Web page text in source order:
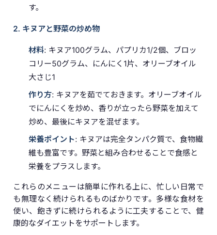
す。
2. キヌアと野菜の炒め物
材料: キヌア100グラム、パプリカ1/2個、ブロッ
コリー50グラム、にんにく1片、オリーブオイル
大さじ1
作り方: キヌアを茹でておきます。オリーブオイル
でにんにくを炒め、香りが立ったら野菜を加えて
炒め、最後にキヌアを混ぜます。
栄養ポイント: キヌアは完全タンパク質で、食物繊
維も豊富です。野菜と組み合わせることで食感と
栄養をプラスします。
これらのメニューは簡単に作れる上に、忙しい日常で
も無理なく続けられるものばかりです。多様な食材を
使い、飽きずに続けられるように工夫することで、健
康的なダイエットをサポートします。